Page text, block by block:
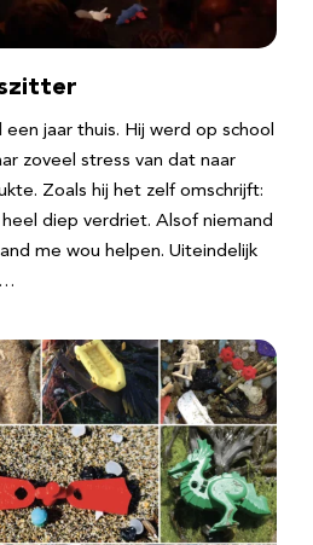
jaar thuis. Hij werd op school
zoveel stress van dat naar
Zoals hij het zelf omschrijft:
diep verdriet. Alsof niemand
me wou helpen. Uiteindelijk